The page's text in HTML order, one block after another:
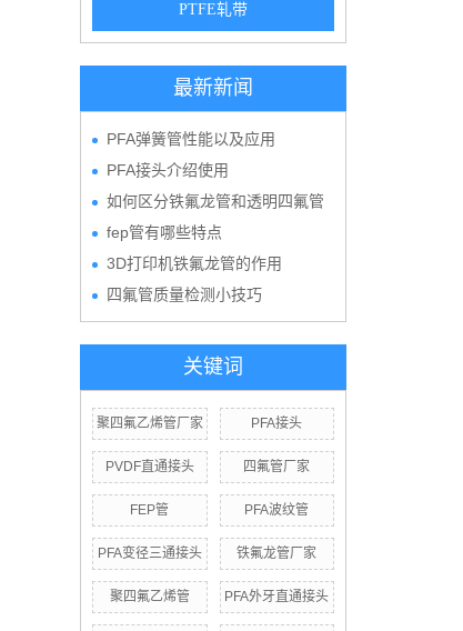
PTFE轧带
最新新闻
PFA弹簧管性能以及应用
PFA接头介绍使用
如何区分铁氟龙管和透明四氟管
fep管有哪些特点
3D打印机铁氟龙管的作用
四氟管质量检测小技巧
关键词
聚四氟乙烯管厂家 PFA接头
PVDF直通接头 四氟管厂家
FEP管 PFA波纹管
PFA变径三通接头 铁氟龙管厂家
聚四氟乙烯管 PFA外牙直通接头